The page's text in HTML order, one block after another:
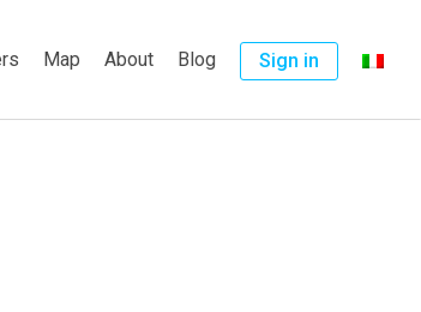
Map About Blog Sign in